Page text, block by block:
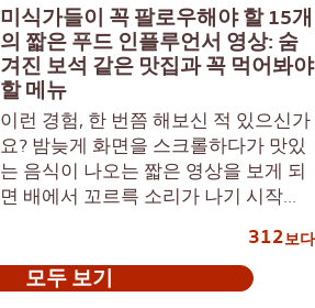
미식가들이 꼭 팔로우해야 할 15개
의 짧은 푸드 인플루언서 영상: 숨
겨진 보석 같은 맛집과 꼭 먹어봐야
할 메뉴
이런 경험, 한 번쯤 해보신 적 있으신가
요? 밤늦게 화면을 스크롤하다가 맛있
는 음식이 나오는 짧은 영상을 보게 되
면 배에서 꼬르륵 소리가 나기 시작하
312보다
모두 보기